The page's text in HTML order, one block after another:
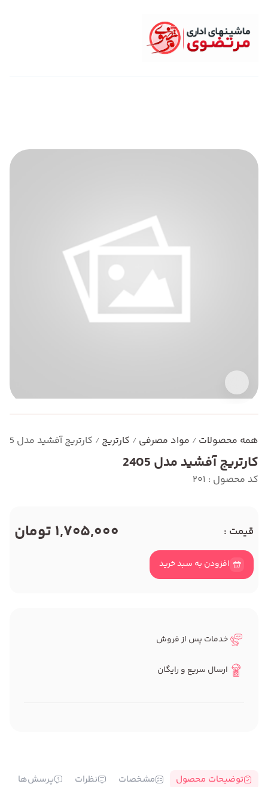
همه محصولات / مواد مصرفی / کارتریج / کارتریج آفشید مدل 2405
کارتریج آفشید مدل 2405
کد محصول : 201
قیمت : 1,705,000 تومان
افزودن به سبد خرید
خدمات پس از فروش
ارسال سریع و رایگان
توضیحات محصول مشخصات نظرات پرسش‌ها